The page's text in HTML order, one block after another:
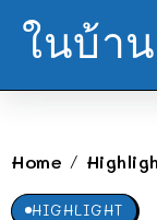
ในบ้า
Home /
HIGHLIGHT